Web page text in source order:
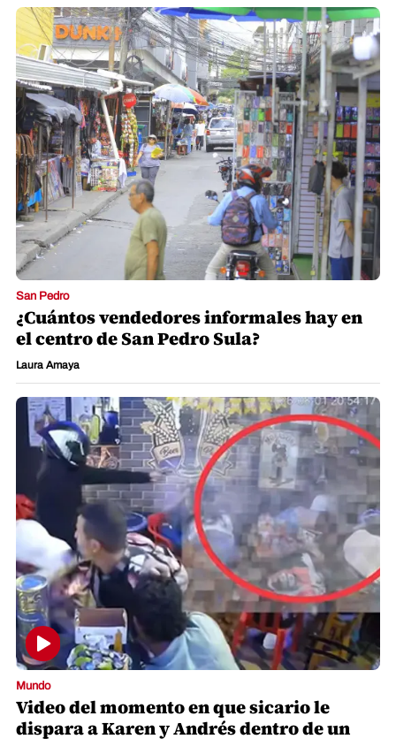
San Pedro
¿Cuántos vendedores informales hay en
el centro de San Pedro Sula?
Laura Amaya
Mundo
Video del momento en que sicario le
dispara a Karen y Andrés dentro de un